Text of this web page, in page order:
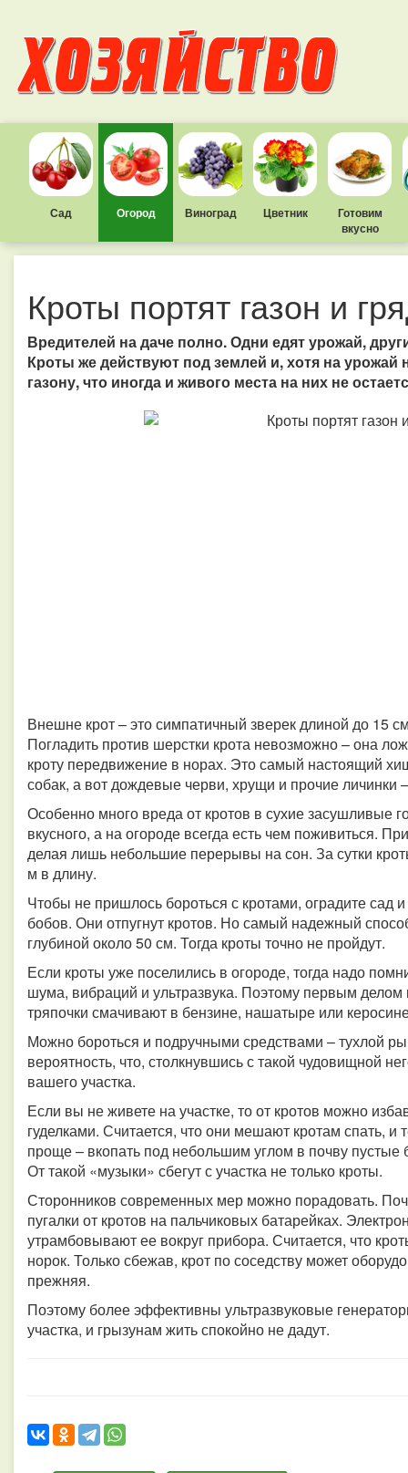
Сад Огород Виноград Цветник
Готовим
вкусно
Кроты портят газон и
Вредителей на даче полно. Одни едят урожай,
Кроты же действуют под землей и, хотя на урожай
газону, что иногда и живого места на них не
Внешне крот – это симпатичный зверек длиной до 15
Погладить против шерстки крота невозможно – она
кроту передвижение в норах. Это самый настоящий
собак, а вот дождевые черви, хрущи и прочие
Особенно много вреда от кротов в сухие засушливые
вкусного, а на огороде всегда есть чем поживиться.
делая лишь небольшие перерывы на сон. За сутки
м в длину.
Чтобы не пришлось бороться с кротами, оградите сад
бобов. Они отпугнут кротов. Но самый надежный
глубиной около 50 см. Тогда кроты точно не пройдут.
Если кроты уже поселились в огороде, тогда надо
шума, вибраций и ультразвука. Поэтому первым делом
тряпочки смачивают в бензине, нашатыре или
Можно бороться и подручными средствами – тухлой
вероятность, что, столкнувшись с такой чудовищной
вашего участка.
Если вы не живете на участке, то от кротов можно
гуделками. Считается, что они мешают кротам спать, и
проще – вкопать под небольшим углом в почву пустые
От такой «музыки» сбегут с участка не только кроты.
Сторонников современных мер можно порадовать.
пугалки от кротов на пальчиковых батарейках.
утрамбовывают ее вокруг прибора. Считается, что
норок. Только сбежав, крот по соседству может
прежняя.
Поэтому более эффективны ультразвуковые
участка, и грызунам жить спокойно не дадут.